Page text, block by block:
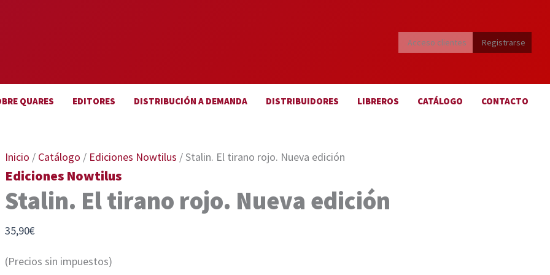
Acceso clientes Registrarse
QUARES EDITORES DISTRIBUCIÓN A DEMANDA DISTRIBUIDORES LIBREROS CATÁLOGO CONTACTO
Inicio / Catálogo / Ediciones Nowtilus / Stalin. El tirano rojo. Nueva edición
Ediciones Nowtilus
Stalin. El tirano rojo. Nueva edición
35,90€
(Precios sin impuestos)